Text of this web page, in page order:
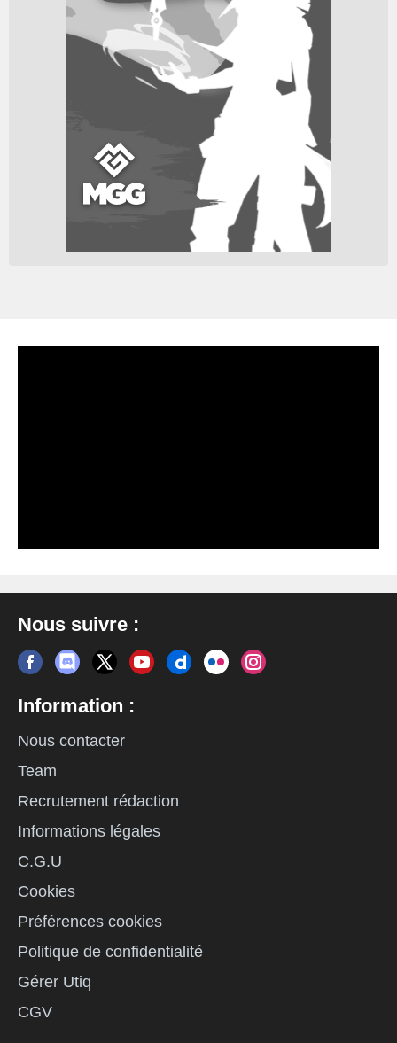
Nous suivre :
Information :
Nous contacter
Team
Recrutement rédaction
Informations légales
C.G.U
Cookies
Préférences cookies
Politique de confidentialité
Gérer Utiq
CGV